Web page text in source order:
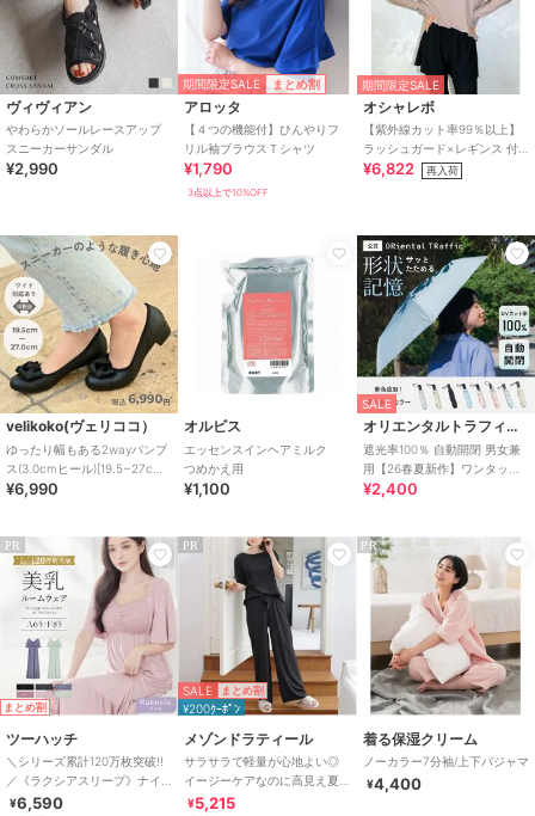
ヴィヴィアン
やわらかソールレースアップ
スニーカーサンダル
¥2,990
期間限定SALE まとめ割
アロッタ
【４つの機能付】ひんやりフ
リル袖ブラウスＴシャツ
¥1,790
3点以上で10%OFF
期間限定SALE
オシャレボ
【紫外線カット率99％以上】
ラッシュガード×レギンス 付
き タンキニ
¥6,822 再入荷
velikoko(ヴェリココ）
ゆったり幅もある2wayパンプ
ス(3.0cmヒール)[19.5~27cm]
ラクチンきれいシューズ
¥6,990
オルビス
エッセンスインヘアミルク
つめかえ用
¥1,100
SALE
オリエンタルトラフィック
遮光率100％ 自動開閉 男女兼
用【26春夏新作】ワンタッチ
晴雨兼用 折りたたみ傘 /G-
¥2,400
PR
まとめ割
ツーハッチ
＼シリーズ累計120万枚突破!!
／《ラクシアスリープ》ナイ
トブラワンピース半袖ロング
¥6,590
PR
SALE まとめ割
¥200ｸｰﾎﾟﾝ
メゾンドラティール
サラサラで軽量が心地よい◎
イージーケアなのに高見え夏
服『半袖ルームウェア』
¥5,215
PR
着る保湿クリーム
ノーカラー7分袖/上下パジャマ
¥4,400